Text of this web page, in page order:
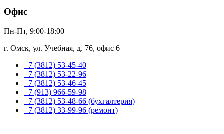
Офис
Пн-Пт, 9:00-18:00
г. Омск, ул. Учебная, д. 76, офис 6
+7 (3812) 53-45-40
+7 (3812) 53-22-96
+7 (3812) 53-46-45
+7 (913) 966-59-98
+7 (3812) 53-48-66 (бухгалтерия)
+7 (3812) 33-99-96 (ремонт)